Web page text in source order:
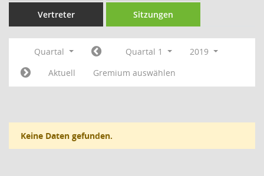
Vertreter Sitzungen
Quartal Quartal 1
2019
Aktuell
Gremium auswählen
Keine Daten gefunden.